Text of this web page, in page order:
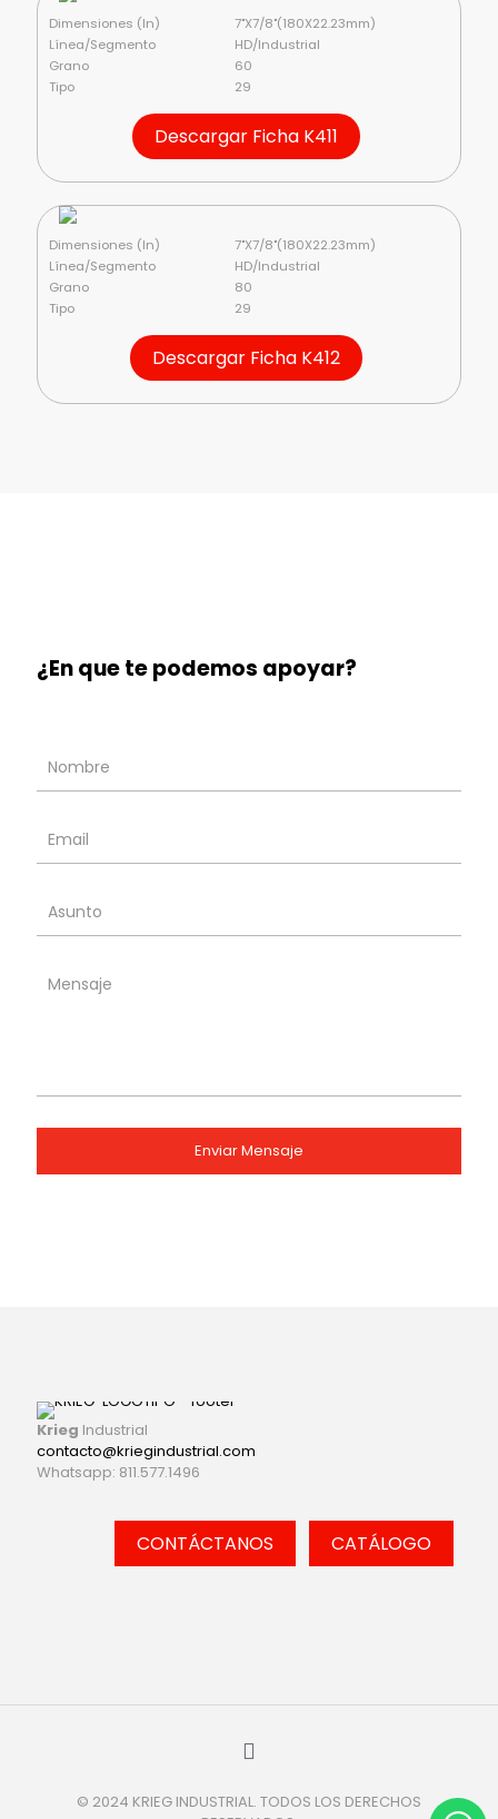
Dimensiones (In)
7"X7/8"(180X22.23mm)
Línea/Segmento
HD/Industrial
Grano
60
Tipo
29
Descargar Ficha K411
Dimensiones (In)
7"X7/8"(180X22.23mm)
Línea/Segmento
HD/Industrial
Grano
80
Tipo
29
Descargar Ficha K412
¿En que te podemos apoyar?
Krieg Industrial
contacto@kriegindustrial.com
Whatsapp: 811.577.1496
CONTÁCTANOS CATÁLOGO
© 2024 KRIEG INDUSTRIAL. TODOS LOS DERECHOS